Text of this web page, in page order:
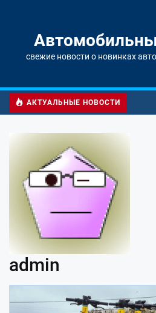
содержимому
свежие новости о новинках
АКТУАЛЬНЫЕ НОВОСТИ
admin